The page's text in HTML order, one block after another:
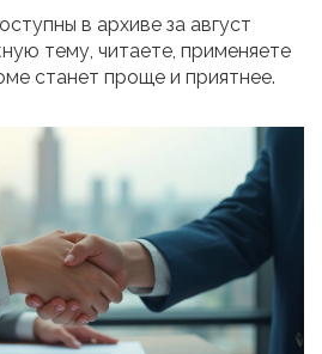
в архиве за август
тему, читаете, применяете
станет проще и приятнее.